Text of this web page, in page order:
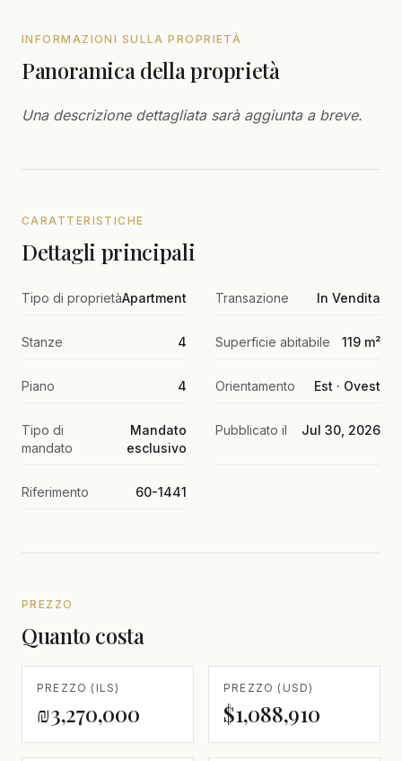
INFORMAZIONI SULLA PROPRIETÀ
Panoramica della proprietà
Una descrizione dettagliata sarà aggiunta a breve.
CARATTERISTICHE
Dettagli principali
Tipo di proprietàApartment Transazione In Vendita
Stanze 4 Superficie abitabile 119 m²
Piano 4 Orientamento Est · Ovest
Tipo di
mandato
Mandato
esclusivo
Pubblicato il Jul 30, 2026
Riferimento 60-1441
PREZZO
Quanto costa
PREZZO (ILS)
₪3,270,000
PREZZO (USD)
$1,088,910